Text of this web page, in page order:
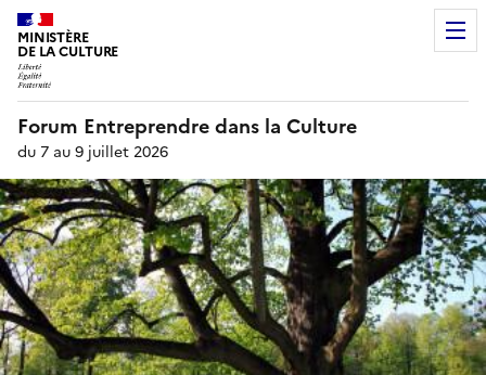
MINISTÈRE
DE LA CULTURE
Forum Entreprendre dans la Culture
du 7 au 9 juillet 2026